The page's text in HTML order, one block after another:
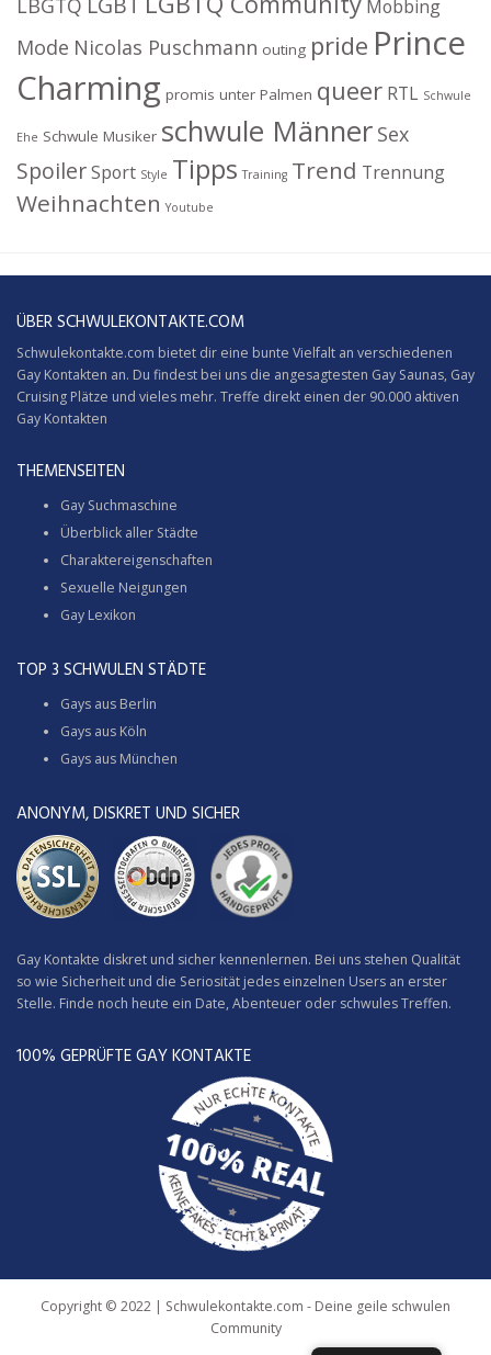
Mobbing
Mode Nicolas Puschmann outing pride Prince
Charming promis unter Palmen queer RTL Schwule
Ehe Schwule Musiker schwule Männer Sex
SpoilerSport Style Tipps Training Trend Trennung
Weihnachten Youtube
ÜBER SCHWULEKONTAKTE.COM
Schwulekontakte.com bietet dir eine bunte Vielfalt an verschiedenen
Gay Kontakten an. Du findest bei uns die angesagtesten Gay Saunas, Gay
Cruising Plätze und vieles mehr. Treffe direkt einen der 90.000 aktiven
Gay Kontakten
THEMENSEITEN
Gay Suchmaschine
Überblick aller Städte
Charaktereigenschaften
Sexuelle Neigungen
Gay Lexikon
TOP 3 SCHWULEN STÄDTE
Gays aus Berlin
Gays aus Köln
Gays aus München
ANONYM, DISKRET UND SICHER
Gay Kontakte diskret und sicher kennenlernen. Bei uns stehen Qualität
so wie Sicherheit und die Seriosität jedes einzelnen Users an erster
Stelle. Finde noch heute ein Date, Abenteuer oder schwules Treffen.
100% GEPRÜFTE GAY KONTAKTE
Copyright © 2022 | Schwulekontakte.com - Deine geile schwulen
Community